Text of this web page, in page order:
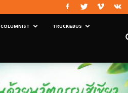
COLUMNIST TRUCK&BUS